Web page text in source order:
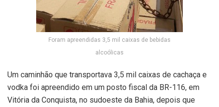
Foram apreendidas 3,5 mil caixas de bebidas
alcoólicas
Um caminhão que transportava 3,5 mil caixas de cachaça e
vodka foi apreendido em um posto fiscal da BR-116, em
Vitória da Conquista, no sudoeste da Bahia, depois que